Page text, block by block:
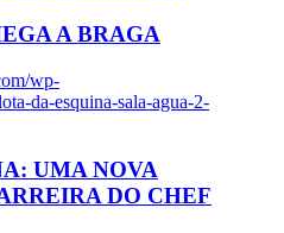
A BRAGA
wp-
da-esquina-sala-agua-2-
UMA NOVA
DO CHEF